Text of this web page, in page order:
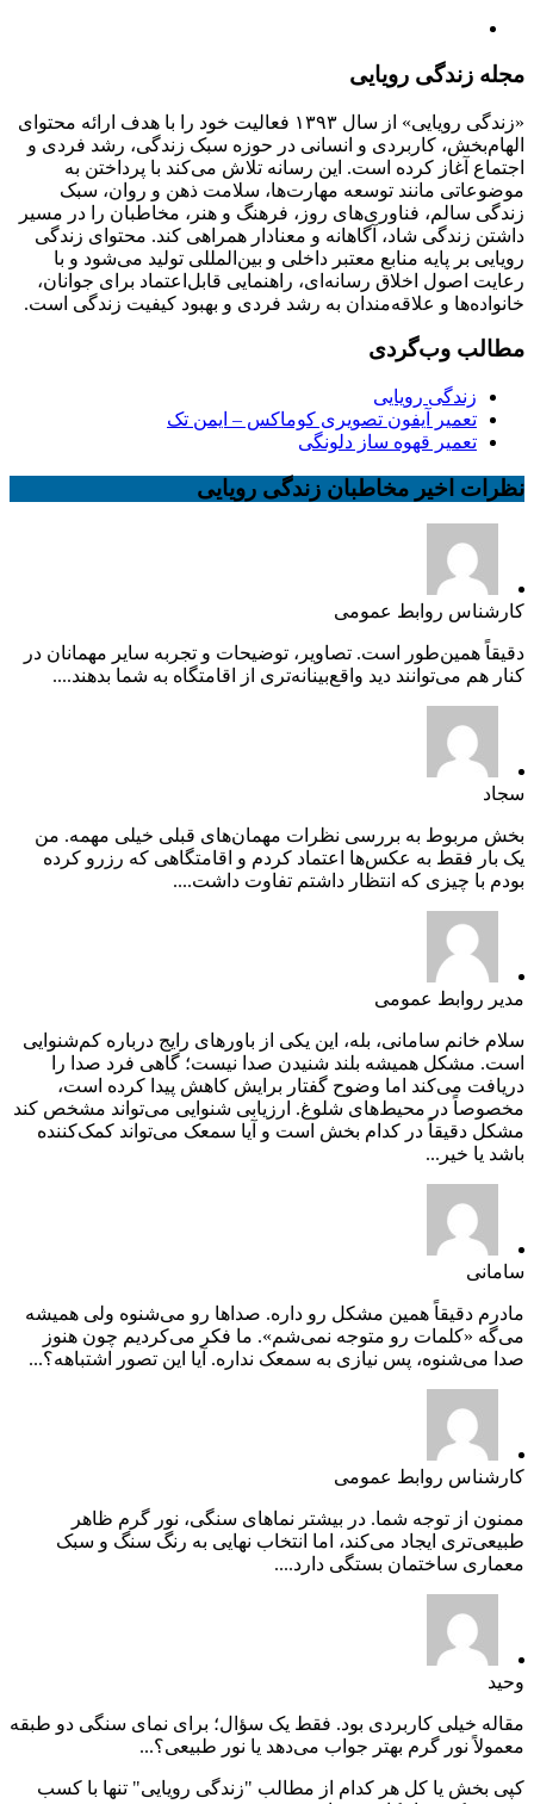
مجله زندگی رویایی
«زندگی رویایی» از سال ۱۳۹۳ فعالیت خود را با هدف ارائه محتوای
الهام‌بخش، کاربردی و انسانی در حوزه سبک زندگی، رشد فردی و
اجتماع آغاز کرده است. این رسانه تلاش می‌کند با پرداختن به
موضوعاتی مانند توسعه مهارت‌ها، سلامت ذهن و روان، سبک
زندگی سالم، فناوری‌های روز، فرهنگ و هنر، مخاطبان را در مسیر
داشتن زندگی شاد، آگاهانه و معنادار همراهی کند. محتوای زندگی
رویایی بر پایه منابع معتبر داخلی و بین‌المللی تولید می‌شود و با
رعایت اصول اخلاق رسانه‌ای، راهنمایی قابل‌اعتماد برای جوانان،
خانواده‌ها و علاقه‌مندان به رشد فردی و بهبود کیفیت زندگی است.
مطالب وب‌گردی
زندگی رویایی
تعمیر آیفون تصویری کوماکس – ایمن تک
تعمیر قهوه ساز دلونگی
نظرات اخیر مخاطبان زندگی رویایی
کارشناس روابط عمومی
دقیقاً همین‌طور است. تصاویر، توضیحات و تجربه سایر مهمانان در
کنار هم می‌توانند دید واقع‌بینانه‌تری از اقامتگاه به شما بدهند....
سجاد
بخش مربوط به بررسی نظرات مهمان‌های قبلی خیلی مهمه. من
یک بار فقط به عکس‌ها اعتماد کردم و اقامتگاهی که رزرو کرده
بودم با چیزی که انتظار داشتم تفاوت داشت....
مدیر روابط عمومی
سلام خانم سامانی، بله، این یکی از باورهای رایج درباره کم‌شنوایی
است. مشکل همیشه بلند شنیدن صدا نیست؛ گاهی فرد صدا را
دریافت می‌کند اما وضوح گفتار برایش کاهش پیدا کرده است،
مخصوصاً در محیط‌های شلوغ. ارزیابی شنوایی می‌تواند مشخص کند
مشکل دقیقاً در کدام بخش است و آیا سمعک می‌تواند کمک‌کننده
باشد یا خیر...
سامانی
مادرم دقیقاً همین مشکل رو داره. صداها رو می‌شنوه ولی همیشه
می‌گه «کلمات رو متوجه نمی‌شم». ما فکر می‌کردیم چون هنوز
صدا می‌شنوه، پس نیازی به سمعک نداره. آیا این تصور اشتباهه؟...
کارشناس روابط عمومی
ممنون از توجه شما. در بیشتر نماهای سنگی، نور گرم ظاهر
طبیعی‌تری ایجاد می‌کند، اما انتخاب نهایی به رنگ سنگ و سبک
معماری ساختمان بستگی دارد....
وحید
مقاله خیلی کاربردی بود. فقط یک سؤال؛ برای نمای سنگی دو طبقه
معمولاً نور گرم بهتر جواب می‌دهد یا نور طبیعی؟...
کپی بخش یا کل هر کدام از مطالب "زندگی رویایی" تنها با کسب